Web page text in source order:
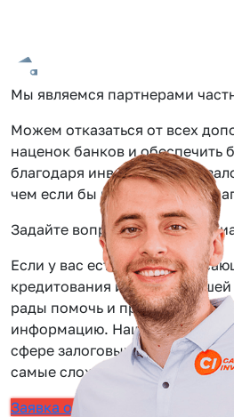
Мы являемся партнерами
Можем отказаться от всех
наценок банков и обеспечить
благодаря инвестиции под
чем если бы вы обращались
Задайте вопрос нашему
Если у вас есть вопросы
кредитования или услуг
рады помочь и предоставить
информацию. Наши
сфере залоговых займов,
самые сложные задачи.
Заявка онлайн